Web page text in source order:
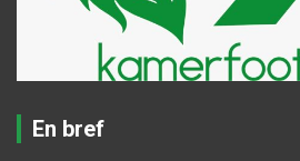
En bref